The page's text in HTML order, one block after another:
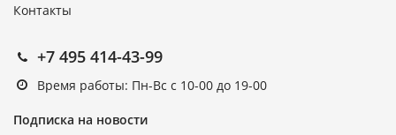
Контакты
+7 495 414-43-99
Время работы: Пн-Вс с 10-00 до 19-00
Подписка на новости